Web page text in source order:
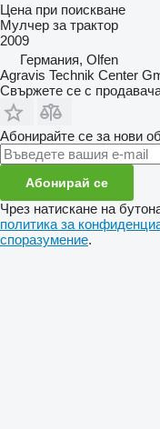
Цена при поискване
Мулчер за трактор
2009
Германия, Olfen
Agravis Technik Center
Свържете се с
Абонирайте се за нови
Абонирай се
Чрез натискане на
политика за
споразумение.